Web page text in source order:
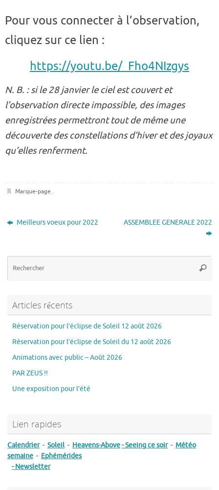
Pour vous connecter à l’observation,
cliquez sur ce lien :
https://youtu.be/_Fho4NIzgys
N. B. : si le 28 janvier le ciel est couvert et
l’observation directe impossible, des images
enregistrées permettront tout de même une
découverte des constellations d’hiver et des joyaux
qu’elles renferment.
Marque-page.
Meilleurs voeux pour 2022 ASSEMBLEE GENERALE 2022
Articles récents
Réservation pour l’éclipse de Soleil 12 août 2026
Réservation pour l’éclipse de Soleil du 12 août 2026
Animations avec public – Août 2026
PAR ZEUS !!
Une exposition pour l’été
Lien rapides
Calendrier- Soleil - Heavens-Above- Seeing ce soir- Météo
semaine - Ephémérides
- Newsletter